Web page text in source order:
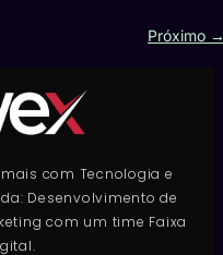
Próximo
com Tecnologia e
Desenvolvimento de
com um time Faixa